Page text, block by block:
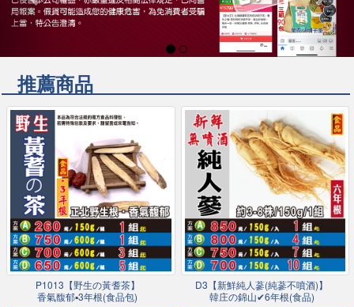
推薦商品
P1013【野生の黃耆茶】
香氣馥郁▪3年根(食品包)
D3【新鮮純人蔘(純蔘不噴酒)】
韓庄の錦山✔6年根(食品)